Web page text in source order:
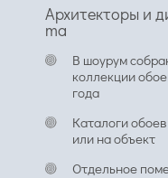
Архитекторы и
ma
В шоурум
коллекции
года
Каталоги
или на объект
Отдельное